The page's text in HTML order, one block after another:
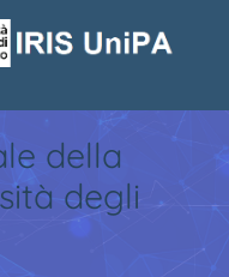
della
degli